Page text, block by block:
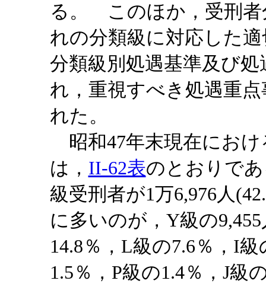
る。 このほか，受刑者
れの分類級に対応した
分類級別処遇基準及び
れ，重視すべき処遇重
れた。
昭和47年末現在におけ
は， II-62表のとおりで
級受刑者が1万6,976人
に多いのが，Y級の
14.8％，L級の7.6％，I
1.5％，P級の1.4％，J級